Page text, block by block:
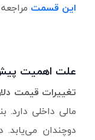
این قسمت
علت اهمیت
تغییرات قیمت
مالی داخلی دارد.
دوچندان